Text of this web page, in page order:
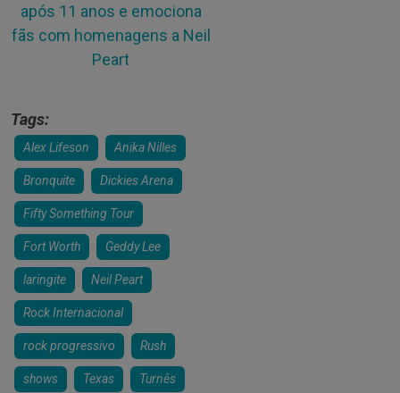
após 11 anos e emociona
fãs com homenagens a Neil
Peart
Tags:
Alex Lifeson Anika Nilles
Bronquite Dickies Arena
Fifty Something Tour
Fort Worth Geddy Lee
laringite Neil Peart
Rock Internacional
rock progressivo Rush
shows Texas Turnês